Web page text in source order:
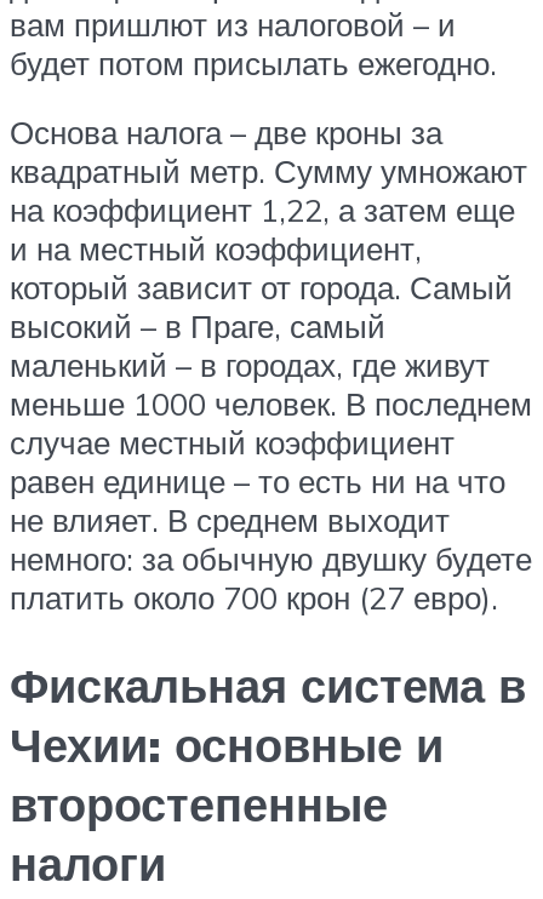
вам пришлют из налоговой – и
будет потом присылать ежегодно.
Основа налога – две кроны за
квадратный метр. Сумму умножают
на коэффициент 1,22, а затем еще
и на местный коэффициент,
который зависит от города. Самый
высокий – в Праге, самый
маленький – в городах, где живут
меньше 1000 человек. В последнем
случае местный коэффициент
равен единице – то есть ни на что
не влияет. В среднем выходит
немного: за обычную двушку будете
платить около 700 крон (27 евро).
Фискальная система в
Чехии: основные и
второстепенные
налоги